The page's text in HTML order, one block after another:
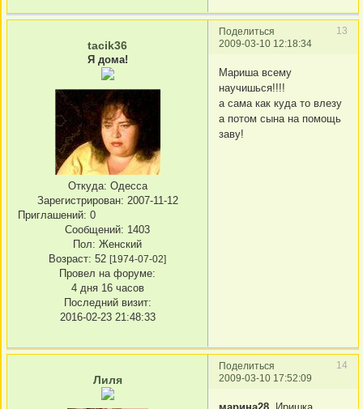
Поделиться
13
2009-03-10 12:18:34
tacik36
Я дома!
Откуда: Одесса
Зарегистрирован: 2007-11-12
Приглашений: 0
Сообщений: 1403
Пол: Женский
Возраст: 52 [1974-07-02]
Провел на форуме:
4 дня 16 часов
Последний визит:
2016-02-23 21:48:33
Мариша всему
научишься!!!!
а сама как куда то влезу
а потом сына на помощь
заву!
Поделиться
14
2009-03-10 17:52:09
Лиля